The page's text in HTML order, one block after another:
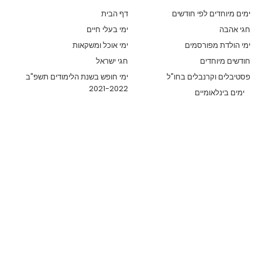
דף הבית
ימים מיוחדים לפי חודשים
ימי בעלי חיים
חגי אהבה
ימי אוכל ומשקאות
ימי הולדת מפורסמים
חגי ישראל
חודשים מיוחדים
ימי חופש בשנת הלימודים תשפ"ב
2021-2022
פסטיבלים וקרנבלים בחו"ל
ימים בינלאומיים